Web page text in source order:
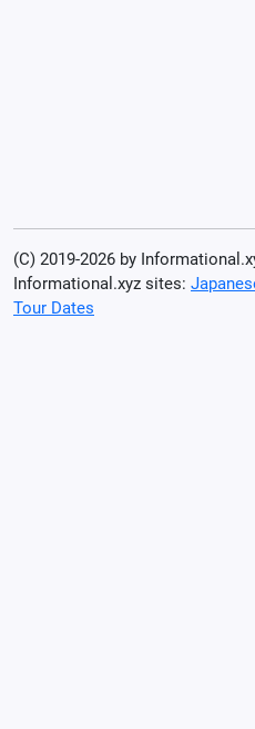
(C) 2019-2026 by
Informational.xyz sites:
Tour Dates